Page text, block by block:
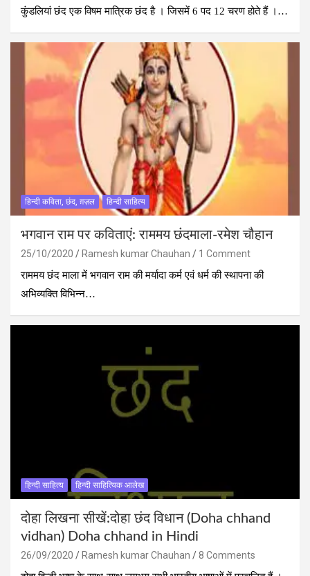
कुंडलियां छंद एक विषम मात्रिक छंद है । जिसमें 6 पद 12 चरण होते हैं ।…
हिन्दी कविता, छंद, ग़ज़ल हिन्दी साहित्य
भगवान राम पर कविताएं: राममय छंदमाला-रमेश चौहान
25/10/2020 Ramesh kumar Chauhan
1 Comment
राममय छंद माला में भगवान राम की मर्यादा कर्म एवं धर्म की स्‍थापना की
अभिव्‍यक्ति विभिन्‍न…
हिन्दी साहित्य हिन्दी साहित्यिक आलेख
दोहा लिखना सीखें:दोहा छंद विधान (Doha chhand
vidhan) Doha chhand in Hindi
26/09/2020 Ramesh kumar Chauhan
8 Comments